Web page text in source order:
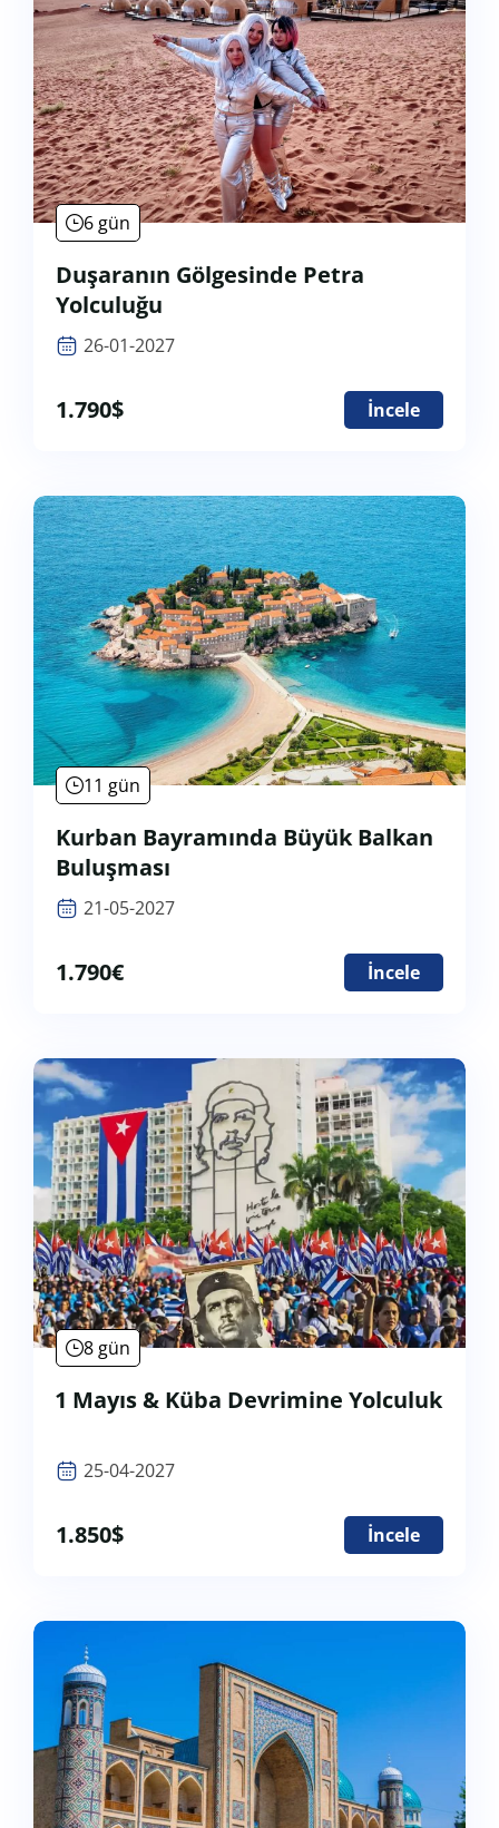
6 gün
Duşaranın Gölgesinde Petra
Yolculuğu
26-01-2027
1.790$ İncele
11 gün
Kurban Bayramında Büyük Balkan
Buluşması
21-05-2027
1.790€ İncele
8 gün
1 Mayıs & Küba Devrimine Yolculuk
25-04-2027
1.850$ İncele